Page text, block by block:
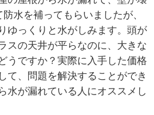
水を補ってもらいましたが、
ゆっくりと水がしみます。頭が
スの天井が平らなのに、大きな
うですか？実際に入手した価格
て、問題を解決することができ
水が漏れている人にオススメし